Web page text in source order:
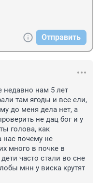
Отправить
недавно нам 5 лет
там ягоды и все ели,
до меня дела нет, а
не дац бог и у
голова, как
нас почему не
много в почке в
часто стали во сне
мнн у виска крутят